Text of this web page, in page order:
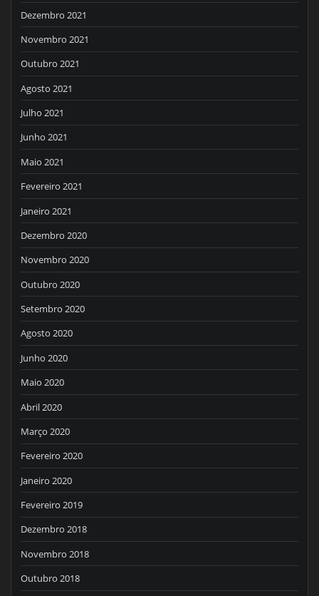
Dezembro 2021
Novembro 2021
Outubro 2021
Agosto 2021
Julho 2021
Junho 2021
Maio 2021
Fevereiro 2021
Janeiro 2021
Dezembro 2020
Novembro 2020
Outubro 2020
Setembro 2020
Agosto 2020
Junho 2020
Maio 2020
Abril 2020
Março 2020
Fevereiro 2020
Janeiro 2020
Fevereiro 2019
Dezembro 2018
Novembro 2018
Outubro 2018